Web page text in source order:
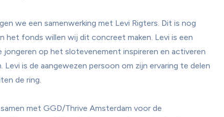
we een samenwerking met Levi Rigters. Dit is nog
het fonds willen wij dit concreet maken. Levi is een
jongeren op het slotevenement inspireren en activeren
is de aangewezen persoon om zijn ervaring te delen
de ring.
met GGD/Thrive Amsterdam voor de